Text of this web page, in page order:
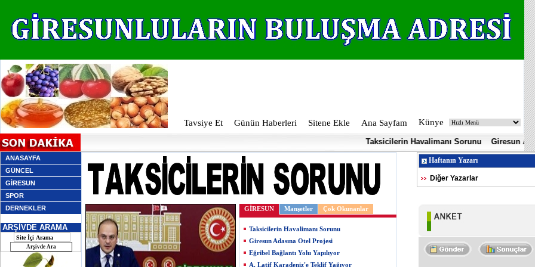
Tavsiye Et Günün Haberleri Sitene Ekle Ana Sayfam Künye
Taksicilerin Havalimanı Sorunu Giresun Adasına
ANASAYFA
GÜNCEL
GİRESUN
SPOR
DERNEKLER
ARŞİVDE ARAMA
GİRESUN Manşetler Çok Okunanlar
Taksicilerin Havalimanı Sorunu
Giresun Adasına Otel Projesi
Eğribel Bağlantı Yolu Yapılıyor
A. Latif Karadeniz'e Teklif Yağıyor
Haftanın Yazarı
Diğer Yazarlar